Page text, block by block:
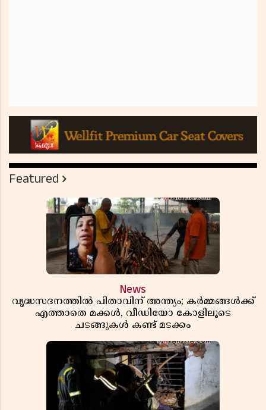
Featured
News
വൃദ്ധസദനത്തിൽ പിതാവിന് അന്ത്യം; കർമ്മങ്ങൾക്ക്
എത്താതെ മക്കൾ, വീഡിയോ കോളിലൂടെ
ചടങ്ങുകൾ കണ്ട് മടക്കം